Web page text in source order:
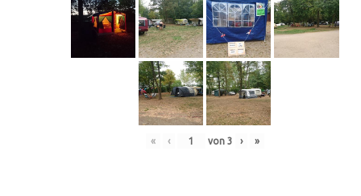
« ‹ von 3 › »